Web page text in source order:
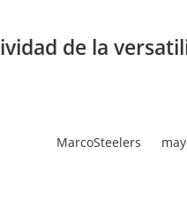
de la
MarcoSteelers